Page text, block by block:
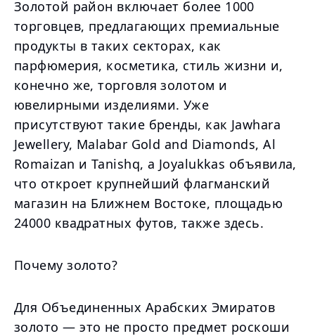
Золотой район включает более 1000
торговцев, предлагающих премиальные
продукты в таких секторах, как
парфюмерия, косметика, стиль жизни и,
конечно же, торговля золотом и
ювелирными изделиями. Уже
присутствуют такие бренды, как Jawhara
Jewellery, Malabar Gold and Diamonds, Al
Romaizan и Tanishq, а Joyalukkas объявила,
что откроет крупнейший флагманский
магазин на Ближнем Востоке, площадью
24000 квадратных футов, также здесь.
Почему золото?
Для Объединенных Арабских Эмиратов
золото — это не просто предмет роскоши